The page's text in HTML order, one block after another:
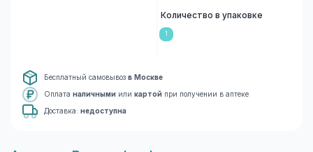
Количество в упаковке
1
Бесплатный самовывоз в Москве
Оплата наличными или картой при получении в аптеке
Доставка: недоступна